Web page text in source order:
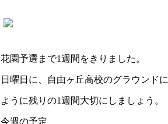
花園予選まで1週間をきりました。
日曜日に、自由ヶ丘高校のグラウンド
ように残りの1週間大切にしましょう。
今週の予定